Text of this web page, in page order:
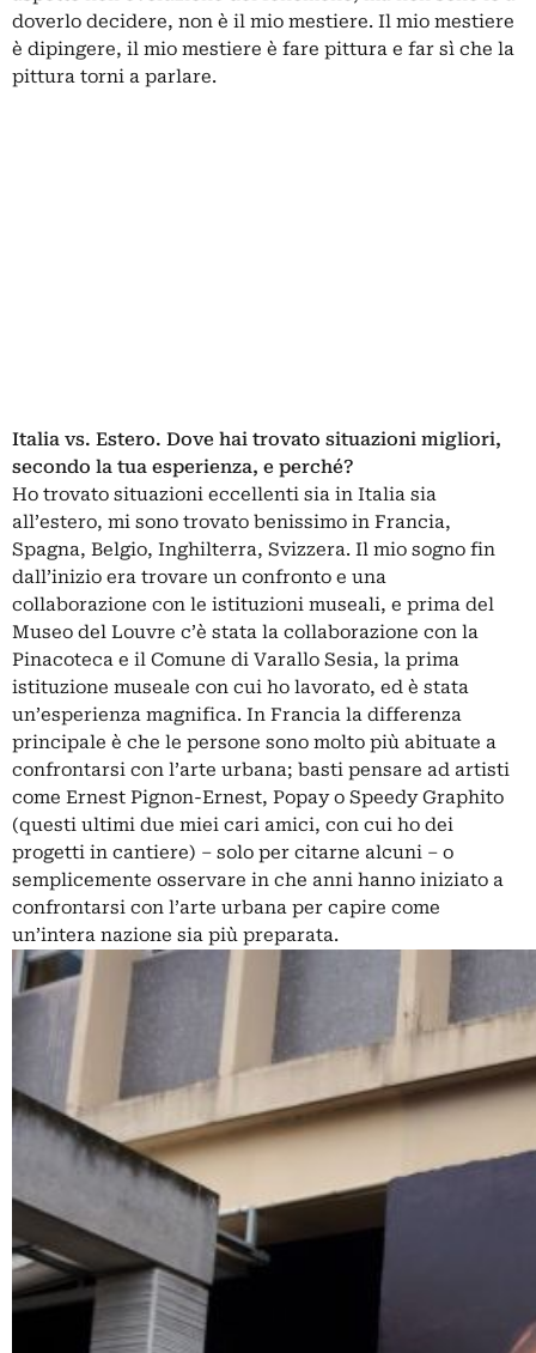
doverlo decidere, non è il mio mestiere. Il mio mestiere
è dipingere, il mio mestiere è fare pittura e far sì che la
pittura torni a parlare.
Italia vs. Estero. Dove hai trovato situazioni migliori,
secondo la tua esperienza, e perché?
Ho trovato situazioni eccellenti sia in Italia sia
all’estero, mi sono trovato benissimo in Francia,
Spagna, Belgio, Inghilterra, Svizzera. Il mio sogno fin
dall’inizio era trovare un confronto e una
collaborazione con le istituzioni museali, e prima del
Museo del Louvre c’è stata la collaborazione con la
Pinacoteca e il Comune di Varallo Sesia, la prima
istituzione museale con cui ho lavorato, ed è stata
un’esperienza magnifica. In Francia la differenza
principale è che le persone sono molto più abituate a
confrontarsi con l’arte urbana; basti pensare ad artisti
come Ernest Pignon-Ernest, Popay o Speedy Graphito
(questi ultimi due miei cari amici, con cui ho dei
progetti in cantiere) ‒ solo per citarne alcuni ‒ o
semplicemente osservare in che anni hanno iniziato a
confrontarsi con l’arte urbana per capire come
un’intera nazione sia più preparata.